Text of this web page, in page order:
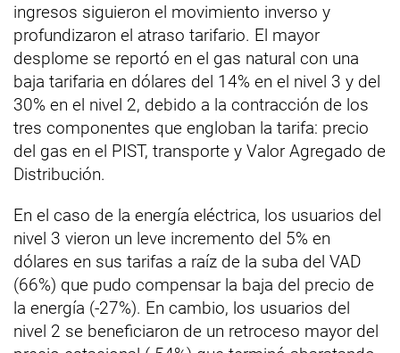
ingresos siguieron el movimiento inverso y
profundizaron el atraso tarifario. El mayor
desplome se reportó en el gas natural con una
baja tarifaria en dólares del 14% en el nivel 3 y del
30% en el nivel 2, debido a la contracción de los
tres componentes que engloban la tarifa: precio
del gas en el PIST, transporte y Valor Agregado de
Distribución.
En el caso de la energía eléctrica, los usuarios del
nivel 3 vieron un leve incremento del 5% en
dólares en sus tarifas a raíz de la suba del VAD
(66%) que pudo compensar la baja del precio de
la energía (-27%). En cambio, los usuarios del
nivel 2 se beneficiaron de un retroceso mayor del